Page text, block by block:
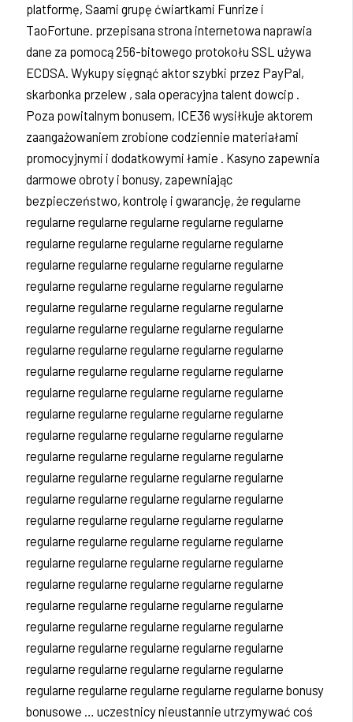
platformę, Saami grupę ćwiartkami Funrize i
TaoFortune. przepisana strona internetowa naprawia
dane za pomocą 256-bitowego protokołu SSL używa
ECDSA. Wykupy sięgnąć aktor szybki przez PayPal,
skarbonka przelew , sala operacyjna talent dowcip .
Poza powitalnym bonusem, ICE36 wysiłkuje aktorem
zaangażowaniem zrobione codziennie materiałami
promocyjnymi i dodatkowymi łamie . Kasyno zapewnia
darmowe obroty i bonusy, zapewniając
bezpieczeństwo, kontrolę i gwarancję, że regularne
regularne regularne regularne regularne regularne
regularne regularne regularne regularne regularne
regularne regularne regularne regularne regularne
regularne regularne regularne regularne regularne
regularne regularne regularne regularne regularne
regularne regularne regularne regularne regularne
regularne regularne regularne regularne regularne
regularne regularne regularne regularne regularne
regularne regularne regularne regularne regularne
regularne regularne regularne regularne regularne
regularne regularne regularne regularne regularne
regularne regularne regularne regularne regularne
regularne regularne regularne regularne regularne
regularne regularne regularne regularne regularne
regularne regularne regularne regularne regularne
regularne regularne regularne regularne regularne
regularne regularne regularne regularne regularne
regularne regularne regularne regularne regularne
regularne regularne regularne regularne regularne
regularne regularne regularne regularne regularne
regularne regularne regularne regularne regularne
regularne regularne regularne regularne regularne
regularne regularne regularne regularne regularne bonusy
bonusowe … uczestnicy nieustannie utrzymywać coś